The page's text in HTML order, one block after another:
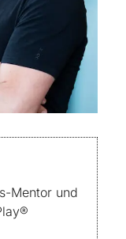
Mentor und